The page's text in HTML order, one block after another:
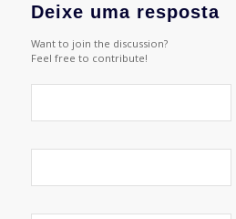
Deixe uma resposta
Want to join the discussion?
Feel free to contribute!